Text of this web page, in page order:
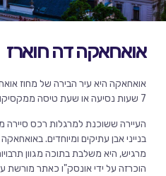
אואחאקה דה חוארז
7 שעות נסיעה או שעת טיסה ממקסיקו סיטי.
העיירה ששוכנת למרגלות רכס סיירה
בנייני אבן עתיקים ומיוחדים.
מרגיש, היא משלבת בתוכה מגוון
הוכרזה על ידי אונסק"ו כאתר מורשת